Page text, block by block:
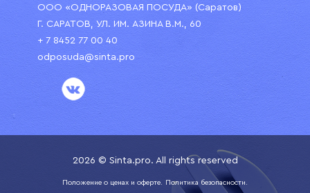
ООО «ОДНОРАЗОВАЯ ПОСУДА» (Саратов)
Г. САРАТОВ, УЛ. ИМ. АЗИНА В.М., 60
+ 7 8452 77 00 40
odposuda@sinta.pro
2026 © Sinta.pro. All rights reserved
Положение о ценах и оферте. Политика безопасности.